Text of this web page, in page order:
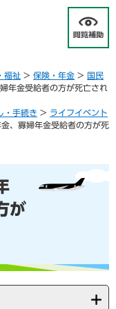
福祉 > 保険・年金 > 国民
年金受給者の方が死亡され
・手続き > ライフイベント
、寡婦年金受給者の方が死
が